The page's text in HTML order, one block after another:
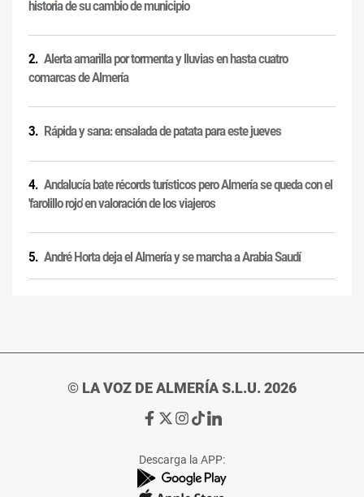
historia de su cambio de municipio
Alerta amarilla por tormenta y lluvias en hasta cuatro
comarcas de Almería
Rápida y sana: ensalada de patata para este jueves
Andalucía bate récords turísticos pero Almería se queda con el
'farolillo rojo' en valoración de los viajeros
André Horta deja el Almería y se marcha a Arabia Saudí
© LA VOZ DE ALMERÍA S.L.U. 2026
Ir
de
La
Ir
de
La
Ir
de
La
Ir
de
La
Ir
de
La
Descarga la APP: